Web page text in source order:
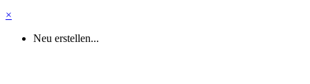
×
Neu erstellen...